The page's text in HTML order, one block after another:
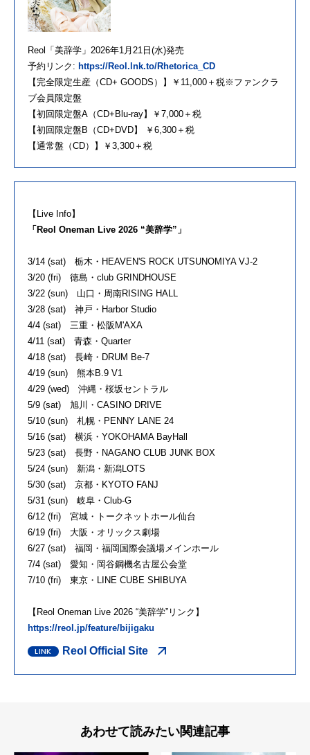
Reol「美辞学」2026年1⽉21⽇(⽔)発売
予約リンク: https://Reol.lnk.to/Rhetorica_CD
【完全限定⽣産（CD+ GOODS）】￥11,000＋税※ファンクラ
ブ会員限定盤
【初回限定盤A（CD+Blu-ray】￥7,000＋税
【初回限定盤B（CD+DVD】 ￥6,300＋税
【通常盤（CD）】￥3,300＋税
【Live Info】
「Reol Oneman Live 2026 “美辞学”」
3/14 (sat) 栃木・HEAVEN'S ROCK UTSUNOMIYA VJ-2
3/20 (fri) 徳島・club GRINDHOUSE
3/22 (sun) 山口・周南RISING HALL
3/28 (sat) 神戸・Harbor Studio
4/4 (sat) 三重・松阪M'AXA
4/11 (sat) 青森・Quarter
4/18 (sat) 長崎・DRUM Be-7
4/19 (sun) 熊本B.9 V1
4/29 (wed) 沖縄・桜坂セントラル
5/9 (sat) 旭川・CASINO DRIVE
5/10 (sun) 札幌・PENNY LANE 24
5/16 (sat) 横浜・YOKOHAMA BayHall
5/23 (sat) 長野・NAGANO CLUB JUNK BOX
5/24 (sun) 新潟・新潟LOTS
5/30 (sat) 京都・KYOTO FANJ
5/31 (sun) 岐阜・Club-G
6/12 (fri) 宮城・トークネットホール仙台
6/19 (fri) 大阪・オリックス劇場
6/27 (sat) 福岡・福岡国際会議場メインホール
7/4 (sat) 愛知・岡谷鋼機名古屋公会堂
7/10 (fri) 東京・LINE CUBE SHIBUYA
【Reol Oneman Live 2026 “美辞学”リンク】
https://reol.jp/feature/bijigaku
Reol Official Site
あわせて読みたい関連記事